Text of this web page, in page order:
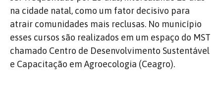
na cidade natal, como um fator decisivo para
atrair comunidades mais reclusas. No município
esses cursos são realizados em um espaço do MST
chamado Centro de Desenvolvimento Sustentável
e Capacitação em Agroecologia (Ceagro).